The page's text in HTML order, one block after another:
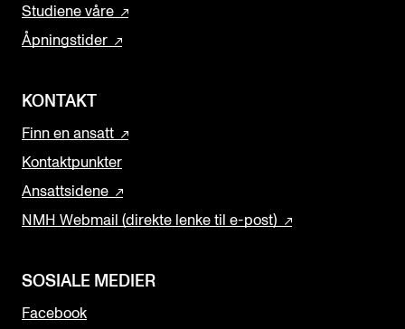
Studiene våre
Åpningstider
KONTAKT
Finn en ansatt
Kontaktpunkter
Ansattsidene
NMH Webmail (direkte lenke til e-post)
SOSIALE MEDIER
Facebook